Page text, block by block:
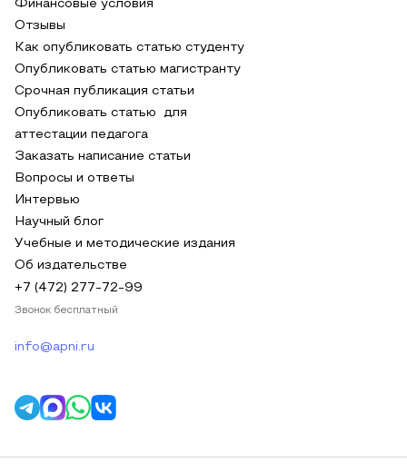
Финансовые условия
Отзывы
Как опубликовать статью студенту
Опубликовать статью магистранту
Срочная публикация статьи
Опубликовать статью для
аттестации педагога
Заказать написание статьи
Вопросы и ответы
Интервью
Научный блог
Учебные и методические издания
Об издательстве
+7 (472) 277-72-99
Звонок бесплатный
info@apni.ru